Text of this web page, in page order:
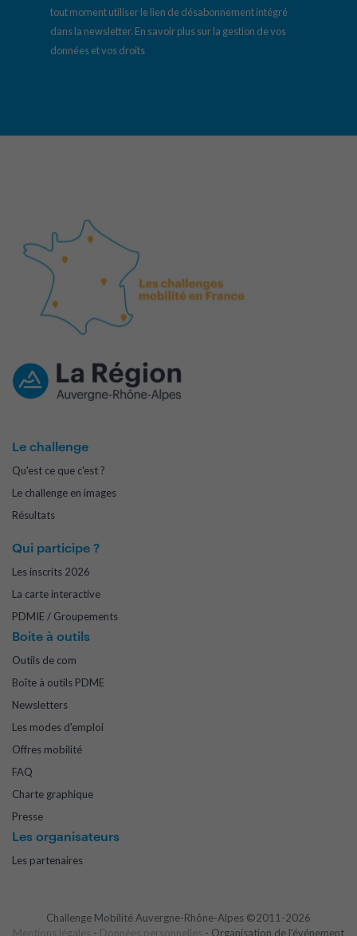
tout moment utiliser le lien de désabonnement intégré
dans la newsletter. En savoir plus sur la gestion de vos
données et vos droits
Le challenge
Qu'est ce que c'est ?
Le challenge en images
Résultats
Qui participe ?
Les inscrits 2026
La carte interactive
PDMIE / Groupements
Boite à outils
Outils de com
Boîte à outils PDME
Newsletters
Les modes d'emploi
Offres mobilité
FAQ
Charte graphique
Presse
Les organisateurs
Les partenaires
Challenge Mobilité Auvergne-Rhône-Alpes ©2011-2026
Mentions légales - Données personnelles - Organisation de l'événement